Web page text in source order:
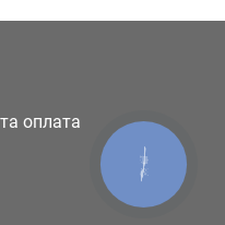
оплата
КНОПКА
ЗВ'ЯЗКУ